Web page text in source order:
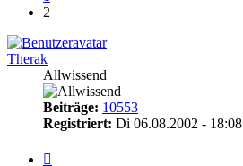
2
Therak
Allwissend
Beiträge: 10553
Registriert: Di 06.08.2002 - 18:08